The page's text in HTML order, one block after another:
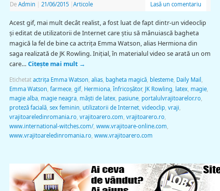
De Admin 21/06/2015 Articole Lasă un comentariu
Acest gif, mai mult decât realist, a fost luat de fapt dintr-un videoclip
și editat de utilizatorii de Internet care ştiu să mânuiască bagheta
magică la fel de bine ca actriţa Emma Watson, alias Hermiona din
saga realizată de JK Rowling. Inițial, în materialul video se arată un om
care… Citește mai mult →
Etichetat actriţa Emma Watson, alias, bagheta magică, blesteme, Daily Mail ,
Emma Watson, farmece, gif, Hermiona,înfricoșător, JK Rowling, latex, magie,
magie alba, magie neagra, măști de latex, pasiune, portalulvrajitoarelor.ro,
proteză facială, sex feminin, utilizatorii de Internet, videoclip, vraji,
vrajitoareledinromania.ro, vrajitoarero.com, vrajitoarero.ro,
www.international-witches.com/, www.vrajitoare-online.com,
www.vrajitoareledinromania.ro, www.vrajitoarero.com